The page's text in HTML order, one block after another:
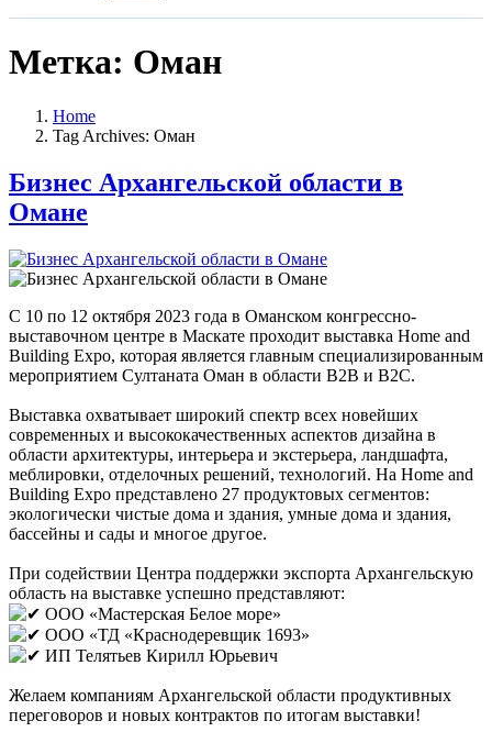
Метка: Оман
Home
Tag Archives: Оман
Бизнес Архангельской области в
Омане
С 10 по 12 октября 2023 года в Оманском конгрессно-
выставочном центре в Маскате проходит выставка Home and
Building Expo, которая является главным специализированным
мероприятием Султаната Оман в области B2B и B2C.
Выставка охватывает широкий спектр всех новейших
современных и высококачественных аспектов дизайна в
области архитектуры, интерьера и экстерьера, ландшафта,
меблировки, отделочных решений, технологий. На Home and
Building Expo представлено 27 продуктовых сегментов:
экологически чистые дома и здания, умные дома и здания,
бассейны и сады и многое другое.
При содействии Центра поддержки экспорта Архангельскую
область на выставке успешно представляют:
ООО «Мастерская Белое море»
ООО «ТД «Краснодеревщик 1693»
ИП Телятьев Кирилл Юрьевич
Желаем компаниям Архангельской области продуктивных
переговоров и новых контрактов по итогам выставки!